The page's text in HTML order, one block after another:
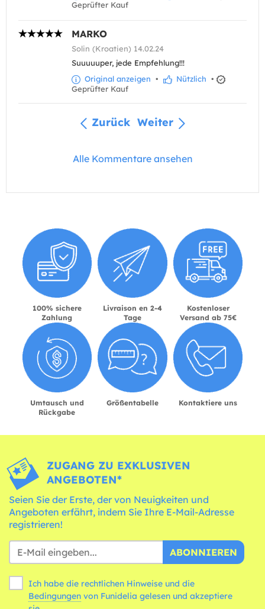
Geprüfter Kauf
MARKO
Solin (Kroatien) 14.02.24
Suuuuuper, jede Empfehlung!!!
Original anzeigen • Nützlich •
Geprüfter Kauf
Zurück Weiter
Alle Kommentare ansehen
100% sichere
Zahlung
Livraison en 2-4
Tage
Kostenloser
Versand ab 75€
Umtausch und
Rückgabe
Größentabelle Kontaktiere uns
ZUGANG ZU EXKLUSIVEN
ANGEBOTEN*
Seien Sie der Erste, der von Neuigkeiten und
Angeboten erfährt, indem Sie Ihre E-Mail-Adresse
registrieren!
ABONNIEREN
Ich habe die rechtlichen Hinweise und die
Bedingungen